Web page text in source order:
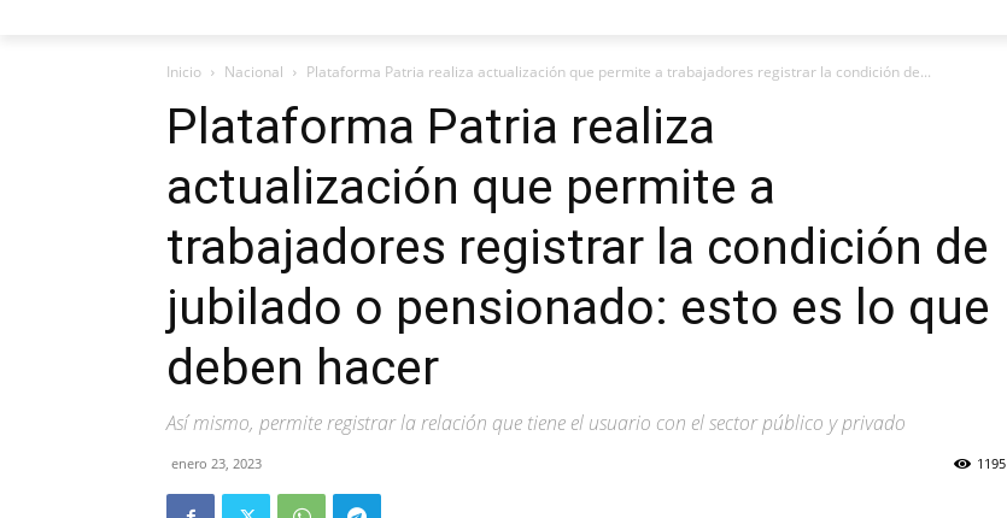
Inicio Nacional Plataforma Patria realiza actualización que permite a trabajadores registrar la condición de...
Plataforma Patria realiza
actualización que permite a
trabajadores registrar la condición de
jubilado o pensionado: esto es lo que
deben hacer
Así mismo, permite registrar la relación que tiene el usuario con el sector público y privado
enero 23, 2023 1195